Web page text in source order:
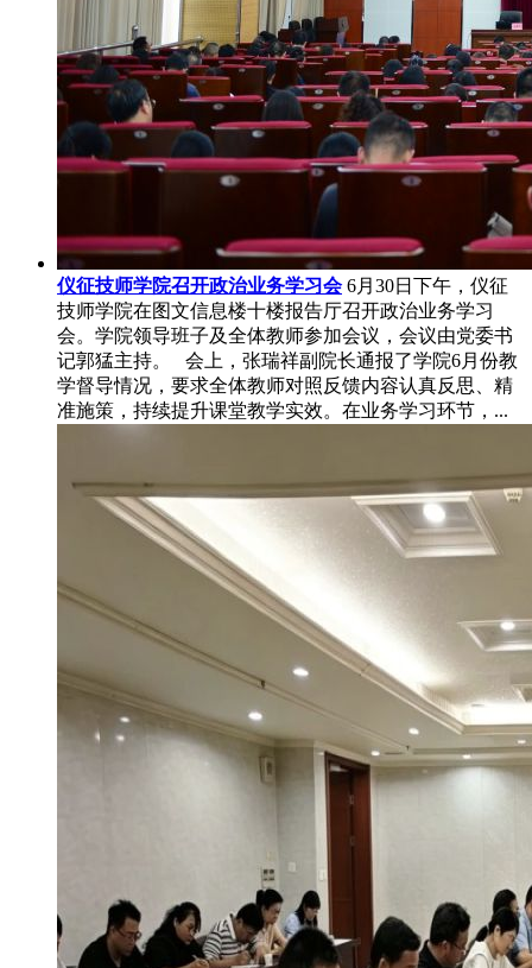
仪征技师学院召开政治业务学习会 6月30日下午，仪征
技师学院在图文信息楼十楼报告厅召开政治业务学习
会。学院领导班子及全体教师参加会议，会议由党委书
记郭猛主持。 会上，张瑞祥副院长通报了学院6月份教
学督导情况，要求全体教师对照反馈内容认真反思、精
准施策，持续提升课堂教学实效。在业务学习环节，...